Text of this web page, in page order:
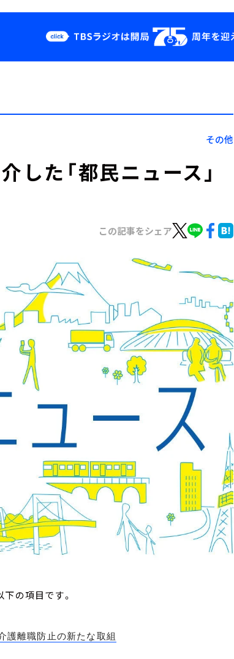
YouTube
その他
した「都民ニュース」
この記事をシェア
下の項目です。
護離職防止の新たな取組